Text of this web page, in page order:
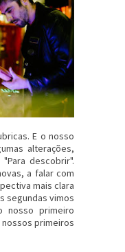
E o nosso
alterações,
descobrir".
a falar com
mais clara
segundas vimos
nosso primeiro
primeiros